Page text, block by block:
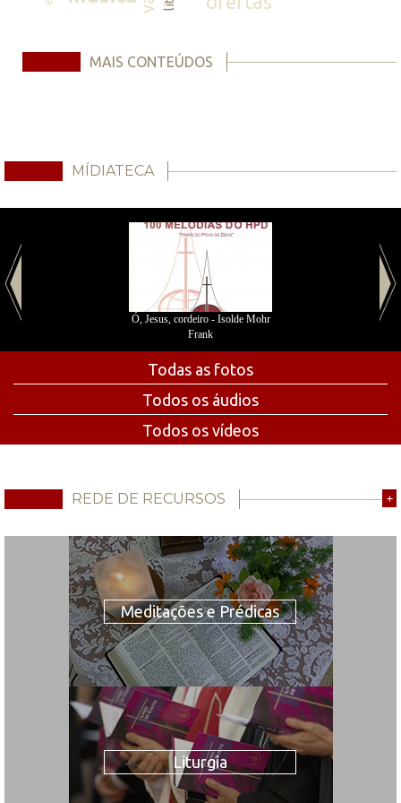
MAIS CONTEÚDOS
MÍDIATECA
Ó, Jesus, cordeiro - Isolde Mohr
Frank
Todas as fotos
Todos os áudios
Todos os vídeos
REDE DE RECURSOS +
Meditações e Prédicas
Liturgia